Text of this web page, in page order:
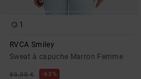
1
RVCA Smiley
Sweat à capuche Marron Femme
80,00 € 63%